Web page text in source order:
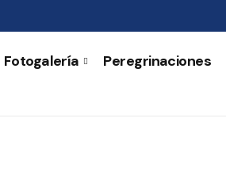
Fotogalería Peregrinaciones